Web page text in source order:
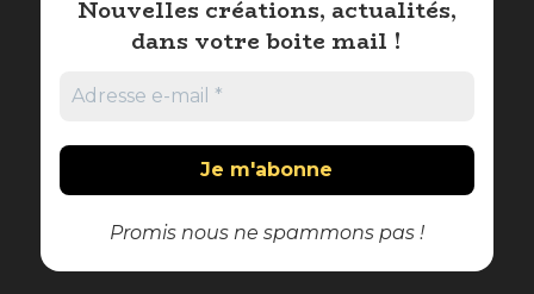
Nouvelles créations, actualités,
dans votre boite mail !
Promis nous ne spammons pas !